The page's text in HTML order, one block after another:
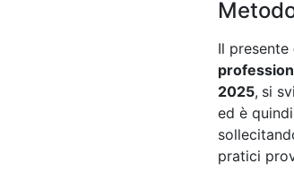
Il presente
2025, si
ed è
pratici